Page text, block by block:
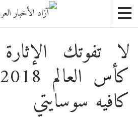
لا تفوتك
كافيه سوسايتي